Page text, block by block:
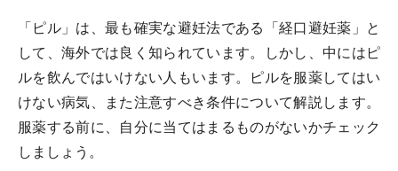
「ピル」は、最も確実な避妊法である「経口避妊薬」と
して、海外では良く知られています。しかし、中にはピ
ルを飲んではいけない人もいます。ピルを服薬してはい
けない病気、また注意すべき条件について解説します。
服薬する前に、自分に当てはまるものがないかチェック
しましょう。